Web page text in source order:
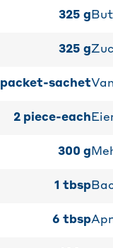
325 g
325 g
packet-sachet
2 piece-each
300 g
1 tbsp
6 tbsp